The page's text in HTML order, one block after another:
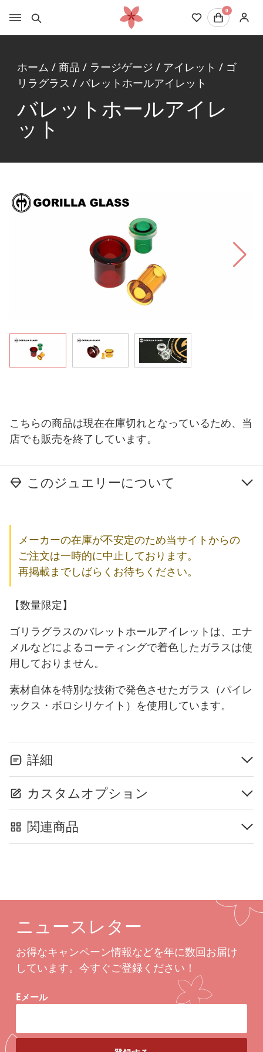
0
ホーム / 商品 / ラージゲージ / アイレット / ゴ
リラグラス / バレットホールアイレット
バレットホールアイレ
ット
こちらの商品は現在在庫切れとなっているため、当
店でも販売を終了しています。
このジュエリーについて
メーカーの在庫が不安定のため当サイトからの
ご注文は一時的に中止しております。
再掲載までしばらくお待ちください。
【数量限定】
ゴリラグラスのバレットホールアイレットは、エナ
メルなどによるコーティングで着色したガラスは使
用しておりません。
素材自体を特別な技術で発色させたガラス（パイレ
ックス・ボロシリケイト）を使用しています。
詳細
カスタムオプション
関連商品
ニュースレター
お得なキャンペーン情報などを年に数回お届け
しています。今すぐご登録ください！
Eメール